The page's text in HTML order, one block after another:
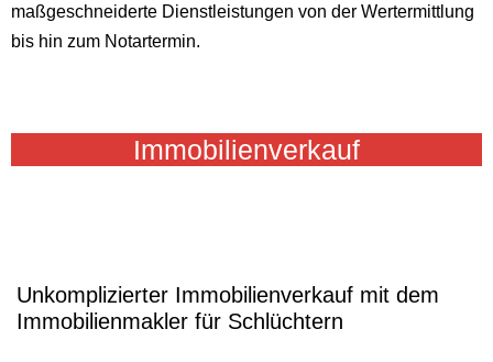
maßgeschneiderte Dienstleistungen von der Wertermittlung
bis hin zum Notartermin.
Immobilienverkauf
Unkomplizierter Immobilienverkauf mit dem
Immobilienmakler für Schlüchtern